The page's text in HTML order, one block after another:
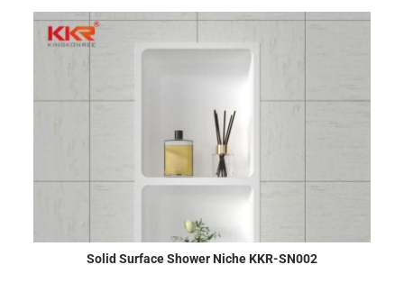
Solid Surface Shower Niche KKR-SN002